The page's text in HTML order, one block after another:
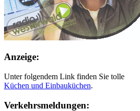
Anzeige:
Unter folgendem Link finden Sie tolle
Küchen und Einbauküchen.
Verkehrsmeldungen: